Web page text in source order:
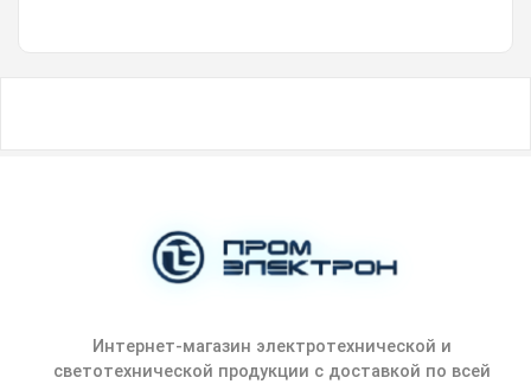
Интернет-магазин электротехнической и
светотехнической продукции с доставкой по всей